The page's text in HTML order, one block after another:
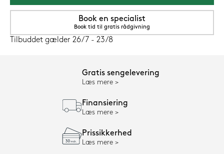
Book en specialist
Book tid til gratis rådgivning
Tilbuddet gælder 26/7 - 23/8
Gratis sengelevering
Læs mere
Finansiering
Læs mere
Prissikkerhed
Læs mere